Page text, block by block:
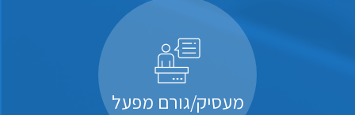
מעסיק/גורם מפעל